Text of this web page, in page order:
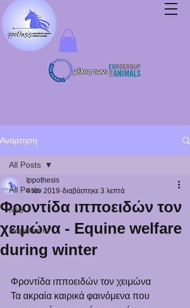
μέλος των:
Ανάρτηση
All Posts
Νέα
Νομοθεσία
All Posts
Φροντίδα ιπποειδών τον
χειμώνα - Equine welfare
during winter
Ippothesis
4 Ιαν 2019 διαβάστηκε 3 λεπτά
Φροντίδα ιπποειδών τον χειμώνα
Τα ακραία καιρικά φαινόμενα που